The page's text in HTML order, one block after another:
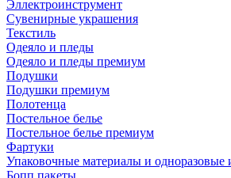
Эллектроинструмент
Сувенирные украшения
Текстиль
Одеяло и пледы
Одеяло и пледы премиум
Подушки
Подушки премиум
Полотенца
Постельное белье
Постельное белье премиум
Фартуки
Упаковочные материалы и одноразовые
Бопп пакеты